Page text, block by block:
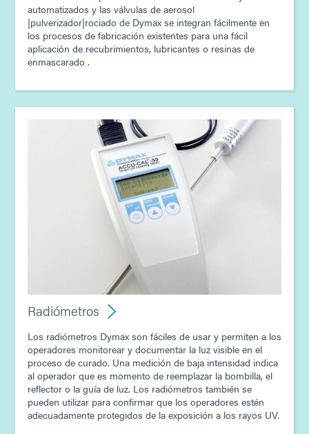
automatizados y las válvulas de aerosol
|pulverizador|rociado de Dymax se integran fácilmente en
los procesos de fabricación existentes para una fácil
aplicación de recubrimientos, lubricantes o resinas de
enmascarado .
Radiómetros
Los radiómetros Dymax son fáciles de usar y permiten a los
operadores monitorear y documentar la luz visible en el
proceso de curado. Una medición de baja intensidad indica
al operador que es momento de reemplazar la bombilla, el
reflector o la guía de luz. Los radiómetros también se
pueden utilizar para confirmar que los operadores estén
adecuadamente protegidos de la exposición a los rayos UV.